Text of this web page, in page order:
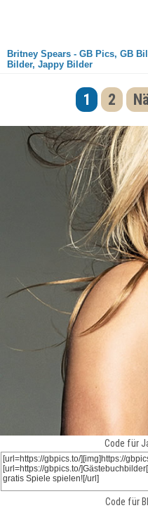
Britney Spears - GB Pics, GB
Bilder, Jappy Bilder
1 2
Code für
Code für